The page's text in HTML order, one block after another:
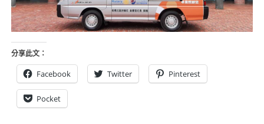
分享此文：
Facebook Twitter Pinterest
Pocket